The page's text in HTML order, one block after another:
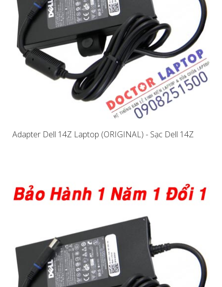
Adapter Dell 14Z Laptop (ORIGINAL) - Sạc Dell 14Z